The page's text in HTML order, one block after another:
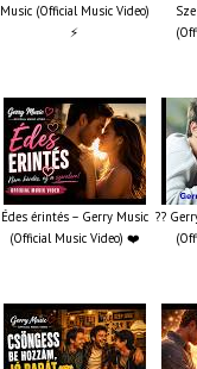
Music (Official Music Video)
⚡
Édes érintés – Gerry Music
(Official Music Video) ❤️
??